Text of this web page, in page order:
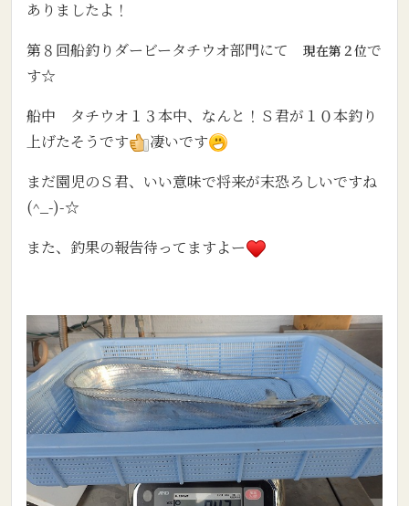
ありましたよ！
第８回船釣りダービータチウオ部門にて 現在第２位で
す☆
船中 タチウオ１３本中、なんと！Ｓ君が１０本釣り
上げたそうです
凄いです
まだ園児のＳ君、いい意味で将来が末恐ろしいですね
(^_-)-☆
また、釣果の報告待ってますよー